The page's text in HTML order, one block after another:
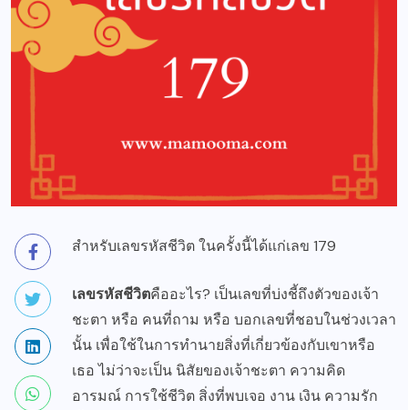
สำหรับเลขรหัสชีวิต ในครั้งนี้ได้แก่เลข 179
เลขรหัสชีวิตคืออะไร? เป็นเลขที่บ่งชี้ถึงตัวของเจ้า
ชะตา หรือ คนที่ถาม หรือ บอกเลขที่ชอบในช่วงเวลา
นั้น เพื่อใช้ในการทำนายสิ่งที่เกี่ยวข้องกับเขาหรือ
เธอ ไม่ว่าจะเป็น นิสัยของเจ้าชะตา ความคิด
อารมณ์ การใช้ชีวิต สิ่งที่พบเจอ งาน เงิน ความรัก